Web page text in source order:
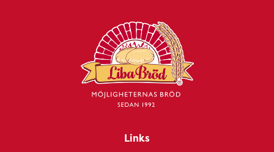
Links